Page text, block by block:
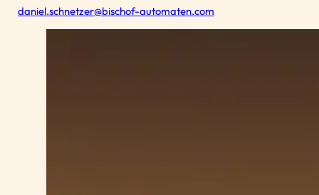
daniel.schnetzer@bischof-automaten.com